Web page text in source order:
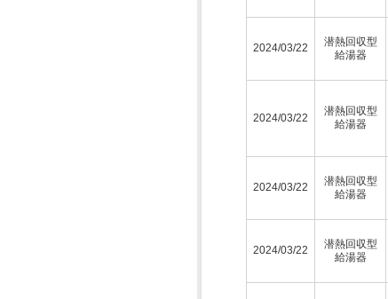
2024/03/22
潜熱回収型
給湯器
2024/03/22
潜熱回収型
給湯器
2024/03/22
潜熱回収型
給湯器
2024/03/22
潜熱回収型
給湯器